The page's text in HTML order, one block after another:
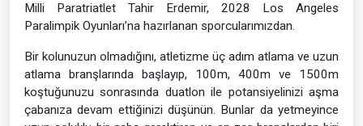
Milli Paratriatlet Tahir Erdemir, 2028 Los Angeles
Paralimpik Oyunları’na hazırlanan sporcularımızdan.
Bir kolunuzun olmadığını, atletizme üç adım atlama ve uzun
atlama branşlarında başlayıp, 100m, 400m ve 1500m
koştuğunuzu sonrasında duatlon ile potansiyelinizi aşma
çabanıza devam ettiğinizi düşünün. Bunlar da yetmeyince